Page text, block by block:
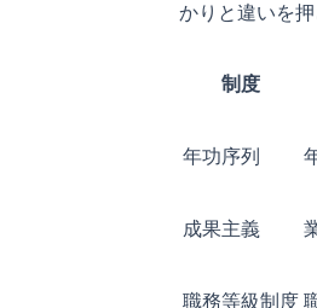
かりと違いを押
制度
年功序列
成果主義
職務等級制度